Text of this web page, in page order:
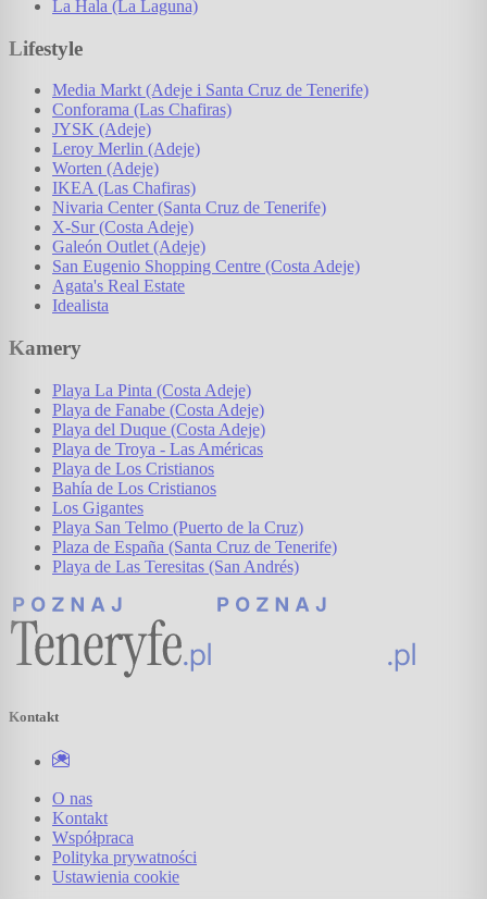
La Hala (La Laguna)
Lifestyle
Media Markt (Adeje i Santa Cruz de Tenerife)
Conforama (Las Chafiras)
JYSK (Adeje)
Leroy Merlin (Adeje)
Worten (Adeje)
IKEA (Las Chafiras)
Nivaria Center (Santa Cruz de Tenerife)
X-Sur (Costa Adeje)
Galeón Outlet (Adeje)
San Eugenio Shopping Centre (Costa Adeje)
Agata's Real Estate
Idealista
Kamery
Playa La Pinta (Costa Adeje)
Playa de Fanabe (Costa Adeje)
Playa del Duque (Costa Adeje)
Playa de Troya - Las Américas
Playa de Los Cristianos
Bahía de Los Cristianos
Los Gigantes
Playa San Telmo (Puerto de la Cruz)
Plaza de España (Santa Cruz de Tenerife)
Playa de Las Teresitas (San Andrés)
Kontakt
O nas
Kontakt
Współpraca
Polityka prywatności
Ustawienia cookie